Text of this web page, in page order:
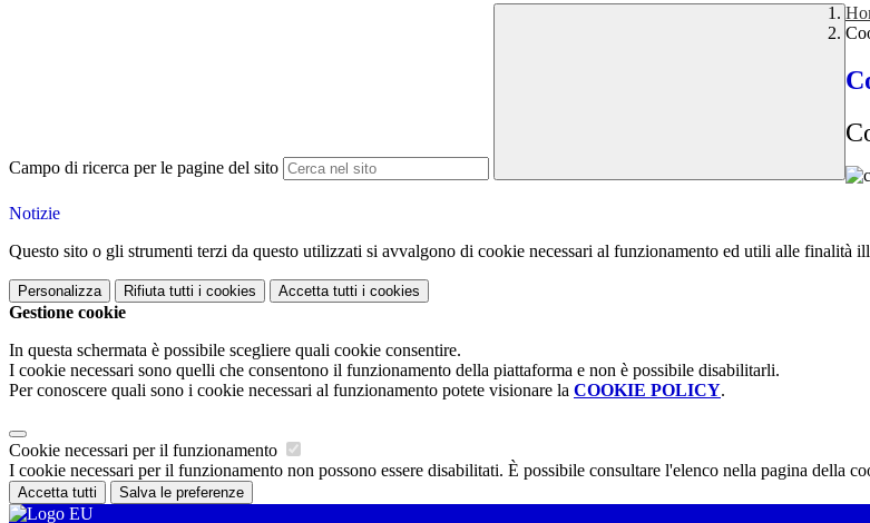
Campo di ricerca per le pagine del sito
Notizie
Questo sito o gli strumenti terzi da questo utilizzati si avvalgono di cookie necessari al funzionamento ed utili alle finalità
Personalizza Rifiuta tutti i cookies Accetta tutti i cookies
Gestione cookie
In questa schermata è possibile scegliere quali cookie consentire.
I cookie necessari sono quelli che consentono il funzionamento della piattaforma e non è possibile disabilitarli.
Per conoscere quali sono i cookie necessari al funzionamento potete visionare la COOKIE POLICY.
Cookie necessari per il funzionamento
I cookie necessari per il funzionamento non possono essere disabilitati. È possibile consultare l'elenco nella pagina della
Accetta tutti Salva le preferenze